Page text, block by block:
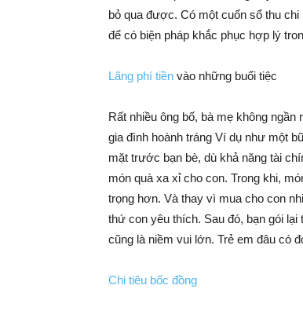
bỏ qua được. Có một cuốn sổ thu
để có biện pháp khắc phục hợp lý
Lãng phí tiền vào những buổi tiệc
Rất nhiều ông bố, bà mẹ không
gia đình hoành tráng Ví dụ như một
mặt trước bạn bè, dù khả năng tài
món quà xa xỉ cho con. Trong khi,
trọng hơn. Và thay vì mua cho con
thứ con yêu thích. Sau đó, bạn gói
cũng là niềm vui lớn. Trẻ em đâu có
Chi tiêu bốc đồng